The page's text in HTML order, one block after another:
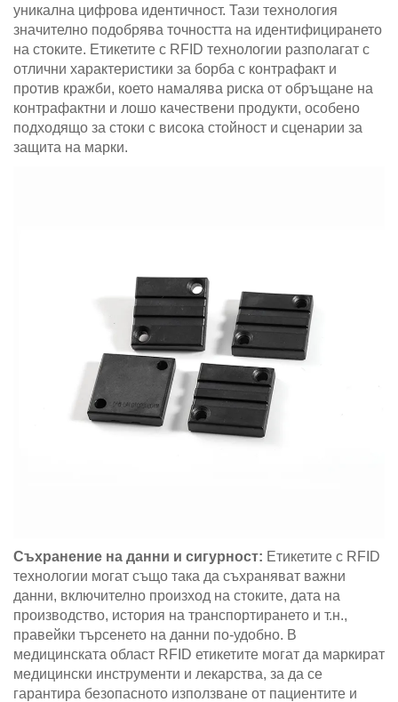
уникална цифрова идентичност. Тази технология
значително подобрява точността на идентифицирането
на стоките. Етикетите с RFID технологии разполагат с
отлични характеристики за борба с контрафакт и
против кражби, което намалява риска от обръщане на
контрафактни и лошо качествени продукти, особено
подходящо за стоки с висока стойност и сценарии за
защита на марки.
Съхранение на данни и сигурност: Етикетите с RFID
технологии могат също така да съхраняват важни
данни, включително произход на стоките, дата на
производство, история на транспортирането и т.н.,
правейки търсенето на данни по-удобно. В
медицинската област RFID етикетите могат да маркират
медицински инструменти и лекарства, за да се
гарантира безопасното използване от пациентите и